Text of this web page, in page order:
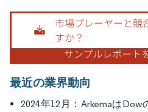
画像 © Mordor Intelligence。再利用には
最近の業界動向
2024年12月：Arkemaは